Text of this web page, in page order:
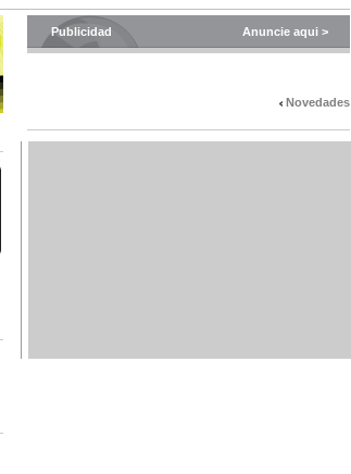
Publicidad Anuncie aqui >
Novedades